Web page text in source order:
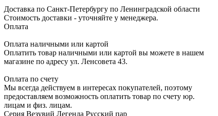
Доставка по Санкт-Петербургу по Ленинградской области
Стоимость доставки - уточняйте у менеджера.
Оплата
Оплата наличными или картой
Оплатить товар наличными или картой вы можете в нашем
магазине по адресу ул. Ленсовета 43.
Оплата по счету
Мы всегда действуем в интересах покупателей, поэтому
предоставляем возможность оплатить товар по счету юр.
лицам и физ. лицам.
Серия Везувий Легенда Русский пар